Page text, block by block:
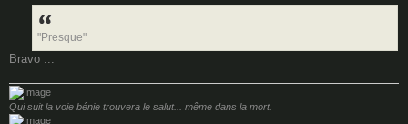
"Presque"
Bravo ...
Qui suit la voie bénie trouvera le salut... même dans la mort.